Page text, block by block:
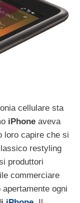
cellulare sta
iPhone aveva
loro capire che si
restyling
produttori
commerciare
apertamente ogni